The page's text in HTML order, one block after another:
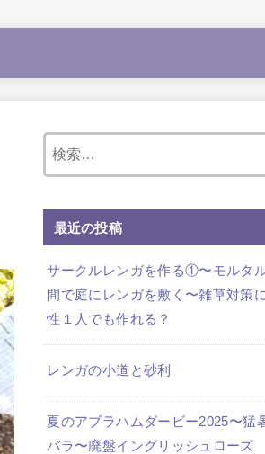
最近の投稿
サークルレンガを作る①〜モルタ
間で庭にレンガを敷く〜雑草対策
性１人でも作れる？
レンガの小道と砂利
夏のアブラハムダービー2025〜猛
バラ〜廃盤イングリッシュローズ